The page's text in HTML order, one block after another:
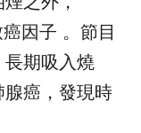
因子 。節目
期吸入燒
癌，發現時